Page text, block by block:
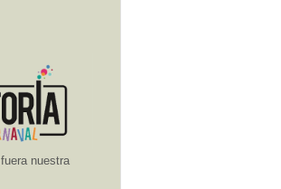
nuestra